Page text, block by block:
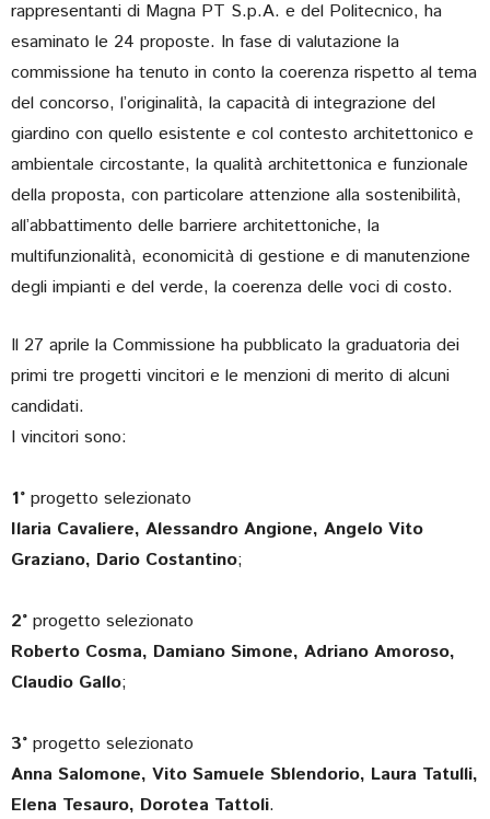
rappresentanti di Magna PT S.p.A. e del Politecnico, ha
esaminato le 24 proposte. In fase di valutazione la
commissione ha tenuto in conto la coerenza rispetto al tema
del concorso, l’originalità, la capacità di integrazione del
giardino con quello esistente e col contesto architettonico e
ambientale circostante, la qualità architettonica e funzionale
della proposta, con particolare attenzione alla sostenibilità,
all’abbattimento delle barriere architettoniche, la
multifunzionalità, economicità di gestione e di manutenzione
degli impianti e del verde, la coerenza delle voci di costo.
Il 27 aprile la Commissione ha pubblicato la graduatoria dei
primi tre progetti vincitori e le menzioni di merito di alcuni
candidati.
I vincitori sono:
1° progetto selezionato
Ilaria Cavaliere, Alessandro Angione, Angelo Vito
Graziano, Dario Costantino;
2° progetto selezionato
Roberto Cosma, Damiano Simone, Adriano Amoroso,
Claudio Gallo;
3° progetto selezionato
Anna Salomone, Vito Samuele Sblendorio, Laura Tatulli,
Elena Tesauro, Dorotea Tattoli.